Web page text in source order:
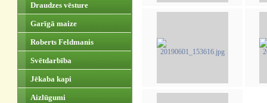
Draudzes vēsture
Garīgā maize
Roberts Feldmanis
Svētdarbība
Jēkaba kapi
Aizlūgumi